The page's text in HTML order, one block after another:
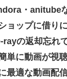
・anitube
ョップに借り
rayの返却忘れ
単に動画が視
最適な動画配